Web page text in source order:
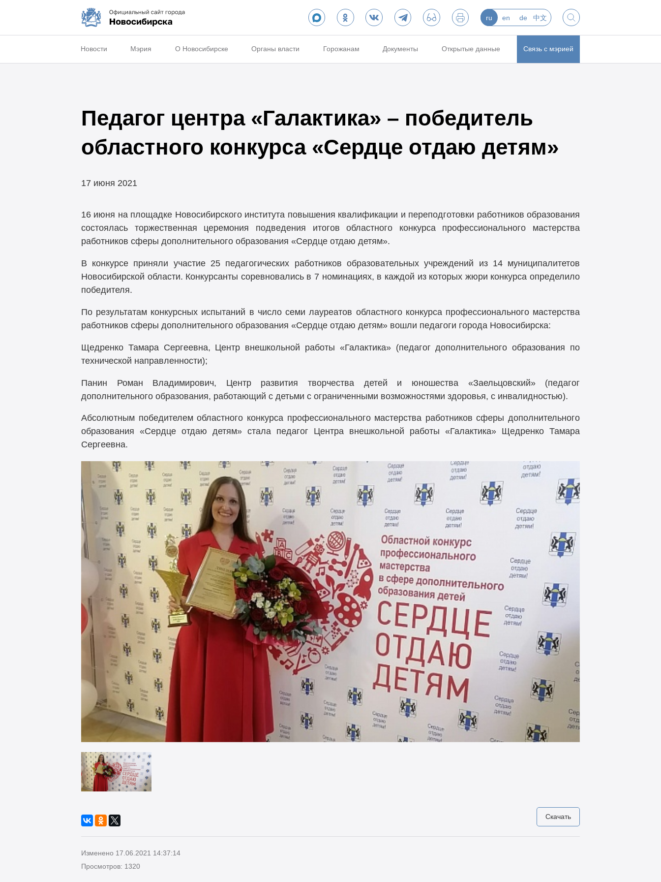
ru en de 中文
Новости Мэрия О Новосибирске Органы власти Горожанам Документы Открытые данные Связь с мэрией
Педагог центра «Галактика» – победитель
областного конкурса «Сердце отдаю детям»
17 июня 2021
16 июня на площадке Новосибирского института повышения квалификации и переподготовки работников образования
состоялась торжественная церемония подведения итогов областного конкурса профессионального мастерства
работников сферы дополнительного образования «Сердце отдаю детям».
В конкурсе приняли участие 25 педагогических работников образовательных учреждений из 14 муниципалитетов
Новосибирской области. Конкурсанты соревновались в 7 номинациях, в каждой из которых жюри конкурса определило
победителя.
По результатам конкурсных испытаний в число семи лауреатов областного конкурса профессионального мастерства
работников сферы дополнительного образования «Сердце отдаю детям» вошли педагоги города Новосибирска:
Щедренко Тамара Сергеевна, Центр внешкольной работы «Галактика» (педагог дополнительного образования по
технической направленности);
Панин Роман Владимирович, Центр развития творчества детей и юношества «Заельцовский» (педагог
дополнительного образования, работающий с детьми с ограниченными возможностями здоровья, с инвалидностью).
Абсолютным победителем областного конкурса профессионального мастерства работников сферы дополнительного
образования «Сердце отдаю детям» стала педагог Центра внешкольной работы «Галактика» Щедренко Тамара
Сергеевна.
Скачать
Изменено 17.06.2021 14:37:14
Просмотров: 1320